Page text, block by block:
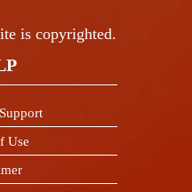
is copyrighted.
Use